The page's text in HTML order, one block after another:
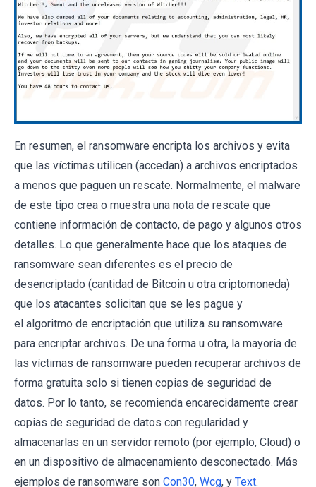
En resumen, el ransomware encripta los archivos y evita
que las víctimas utilicen (accedan) a archivos encriptados
a menos que paguen un rescate. Normalmente, el malware
de este tipo crea o muestra una nota de rescate que
contiene información de contacto, de pago y algunos otros
detalles. Lo que generalmente hace que los ataques de
ransomware sean diferentes es el precio de
desencriptado (cantidad de Bitcoin u otra criptomoneda)
que los atacantes solicitan que se les pague y
el algoritmo de encriptación que utiliza su ransomware
para encriptar archivos. De una forma u otra, la mayoría de
las víctimas de ransomware pueden recuperar archivos de
forma gratuita solo si tienen copias de seguridad de
datos. Por lo tanto, se recomienda encarecidamente crear
copias de seguridad de datos con regularidad y
almacenarlas en un servidor remoto (por ejemplo, Cloud) o
en un dispositivo de almacenamiento desconectado. Más
ejemplos de ransomware son Con30, Wcg, y Text.